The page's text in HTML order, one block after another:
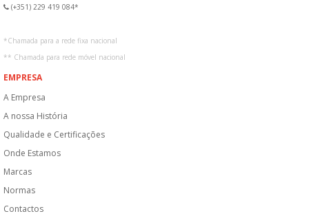
(+351) 229 419 084*
*Chamada para a rede fixa nacional
** Chamada para rede móvel nacional
EMPRESA
A Empresa
A nossa História
Qualidade e Certificações
Onde Estamos
Marcas
Normas
Contactos